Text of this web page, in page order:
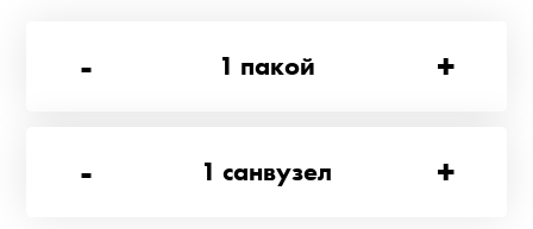
-
1 пакой +
- 1 санвузел +